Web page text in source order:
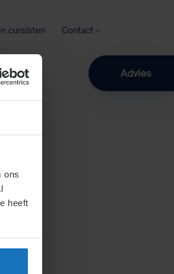
ons
heeft
cursisten Contact
Advies